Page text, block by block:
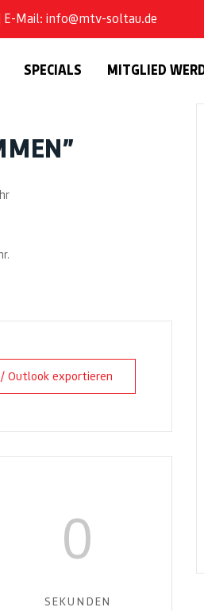
Mail: info@mtv-soltau.de
SPECIALS
MITGLIED
/ Outlook exportieren
59
SEKUNDEN